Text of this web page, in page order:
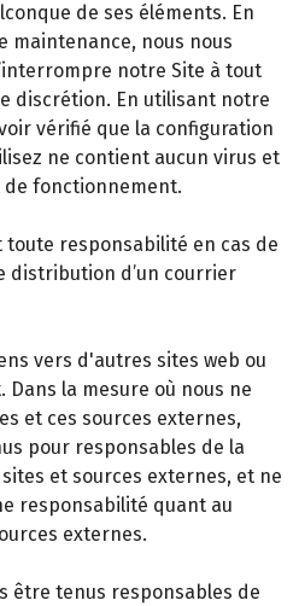
de ses éléments. En
maintenance, nous nous
notre Site à tout
discrétion. En utilisant notre
vérifié que la configuration
ne contient aucun virus et
fonctionnement.
toute responsabilité en cas de
distribution d’un courrier
vers d'autres sites web ou
la mesure où nous ne
et ces sources externes,
pour responsables de la
et sources externes, et ne
responsabilité quant au
externes.
être tenus responsables de